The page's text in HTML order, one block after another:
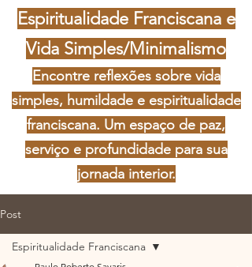
Espiritualidade Franciscana e
Vida Simples/Minimalismo
Encontre reflexões sobre vida
simples, humildade e espiritualidade
franciscana. Um espaço de paz,
serviço e profundidade para sua
jornada interior.
Post
Espiritualidade Franciscana